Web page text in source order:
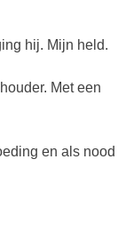
hij. Mijn held.
Met een
en als nood